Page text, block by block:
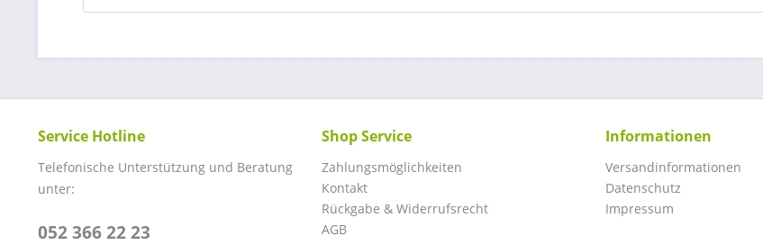
Service Hotline
Telefonische Unterstützung und Beratung
unter:
052 366 22 23
Shop Service
Zahlungsmöglichkeiten
Kontakt
Rückgabe & Widerrufsrecht
AGB
Informationen
Versandinformationen
Datenschutz
Impressum